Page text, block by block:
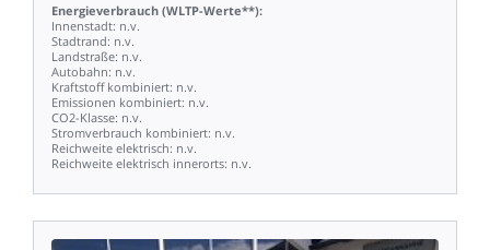
Energieverbrauch (WLTP-Werte**):
Innenstadt: n.v.
Stadtrand: n.v.
Landstraße: n.v.
Autobahn: n.v.
Kraftstoff kombiniert: n.v.
Emissionen kombiniert: n.v.
CO2-Klasse: n.v.
Stromverbrauch kombiniert: n.v.
Reichweite elektrisch: n.v.
Reichweite elektrisch innerorts: n.v.